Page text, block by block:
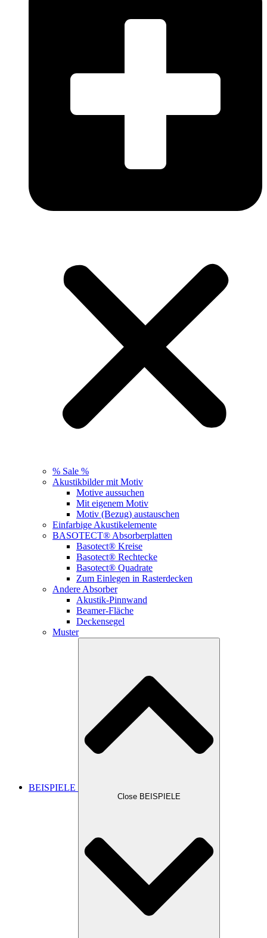
% Sale %
Akustikbilder mit Motiv
Motive aussuchen
Mit eigenem Motiv
Motiv (Bezug) austauschen
Einfarbige Akustikelemente
BASOTECT® Absorberplatten
Basotect® Kreise
Basotect® Rechtecke
Basotect® Quadrate
Zum Einlegen in Rasterdecken
Andere Absorber
Akustik-Pinnwand
Beamer-Fläche
Deckensegel
Muster
BEISPIELE
Close BEISPIELE